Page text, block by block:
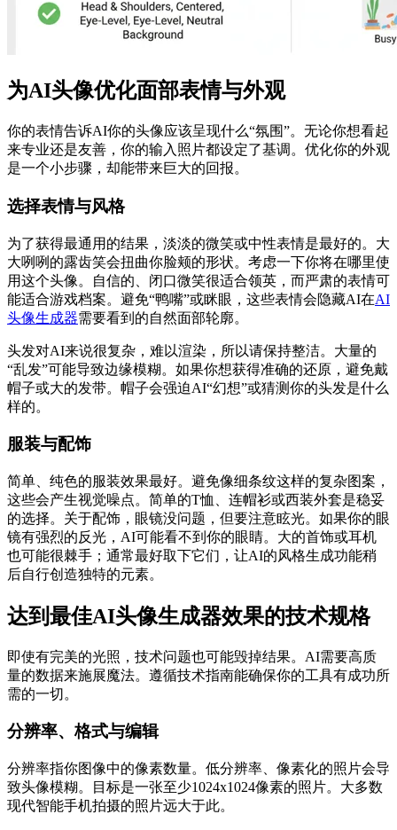
为AI头像优化面部表情与外观
你的表情告诉AI你的头像应该呈现什么“氛围”。无论你想看起
来专业还是友善，你的输入照片都设定了基调。优化你的外观
是一个小步骤，却能带来巨大的回报。
选择表情与风格
为了获得最通用的结果，淡淡的微笑或中性表情是最好的。大
大咧咧的露齿笑会扭曲你脸颊的形状。考虑一下你将在哪里使
用这个头像。自信的、闭口微笑很适合领英，而严肃的表情可
能适合游戏档案。避免“鸭嘴”或眯眼，这些表情会隐藏AI在AI
头像生成器需要看到的自然面部轮廓。
头发对AI来说很复杂，难以渲染，所以请保持整洁。大量的
“乱发”可能导致边缘模糊。如果你想获得准确的还原，避免戴
帽子或大的发带。帽子会强迫AI“幻想”或猜测你的头发是什么
样的。
服装与配饰
简单、纯色的服装效果最好。避免像细条纹这样的复杂图案，
这些会产生视觉噪点。简单的T恤、连帽衫或西装外套是稳妥
的选择。关于配饰，眼镜没问题，但要注意眩光。如果你的眼
镜有强烈的反光，AI可能看不到你的眼睛。大的首饰或耳机
也可能很棘手；通常最好取下它们，让AI的风格生成功能稍
后自行创造独特的元素。
达到最佳AI头像生成器效果的技术规格
即使有完美的光照，技术问题也可能毁掉结果。AI需要高质
量的数据来施展魔法。遵循技术指南能确保你的工具有成功所
需的一切。
分辨率、格式与编辑
分辨率指你图像中的像素数量。低分辨率、像素化的照片会导
致头像模糊。目标是一张至少1024x1024像素的照片。大多数
现代智能手机拍摄的照片远大于此。